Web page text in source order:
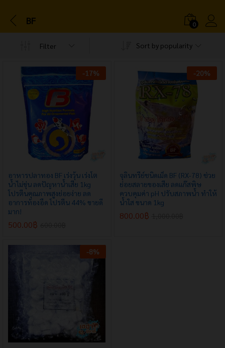
BF 0
Filter Sort by popularity
-17%
อาหารปลาทอง BF เร่งวุ้น เร่งโต
น้ำไม่ขุ่น ลดปัญหาน้ำเสีย 1kg
โปรตีนคุณภาพสูงย่อยง่าย ลด
อาการท้องอืด โปรตีน 44% ขายดี
มาก!
500.00฿
-20%
จุลินทรีย์ชนิดเม็ด BF (RX-78) ช่วย
ย่อยสลายของเสีย ลดแก๊สพิษ
ควบคุมค่า pH ปรับสภาพน้ำ ทำให้
น้ำใส ขนาด 1kg
800.00฿
-8%